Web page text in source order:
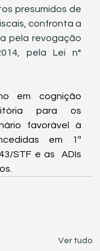
presumidos de
confronta a
pela revogação
pela Lei n°
em cognição
para os
favorável à
em 1ª
STF e as  ADIs
Ver tudo